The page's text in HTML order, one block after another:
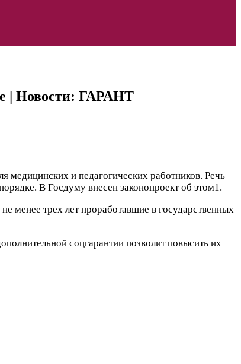
| Новости: ГАРАНТ
медицинских и педагогических работников. Речь
В Госдуму внесен законопроект об этом1.
менее трех лет проработавшие в государственных
соцгарантии позволит повысить их